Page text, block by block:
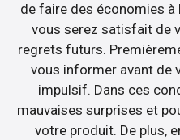
de faire des économies
vous serez satisfait de
regrets futurs.
vous informer avant de
impulsif. Dans ces
mauvaises surprises et
votre produit. De plus,